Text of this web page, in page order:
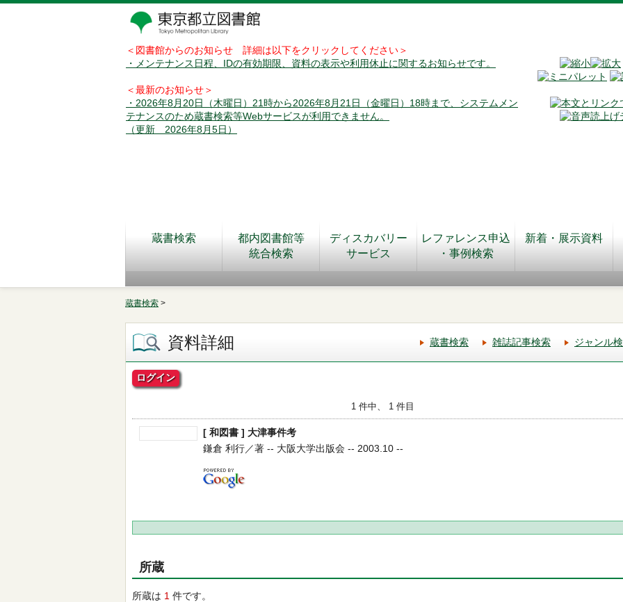
＜図書館からのお知らせ 詳細は以下をクリックしてください＞
・メンテナンス日程、IDの有効期限、資料の表示や利用休止に関するお知らせです。
＜最新のお知らせ＞
・2026年8月20日（木曜日）21時から2026年8月21日（金曜日）18時まで、システムメン
テナンスのため蔵書検索等Webサービスが利用できません。
（更新 2026年8月5日）
蔵書検索
都内図書館等
統合検索
ディスカバリー
サービス
レファレンス申込
・事例検索
新着・展示資料
蔵書検索 >
資料詳細 蔵書検索 雑誌記事検索 ジャンル
ログイン
1 件中、 1 件目
[ 和図書 ] 大津事件考
鎌倉 利行／著 -- 大阪大学出版会 -- 2003.10 --
所蔵
所蔵は 1 件です。